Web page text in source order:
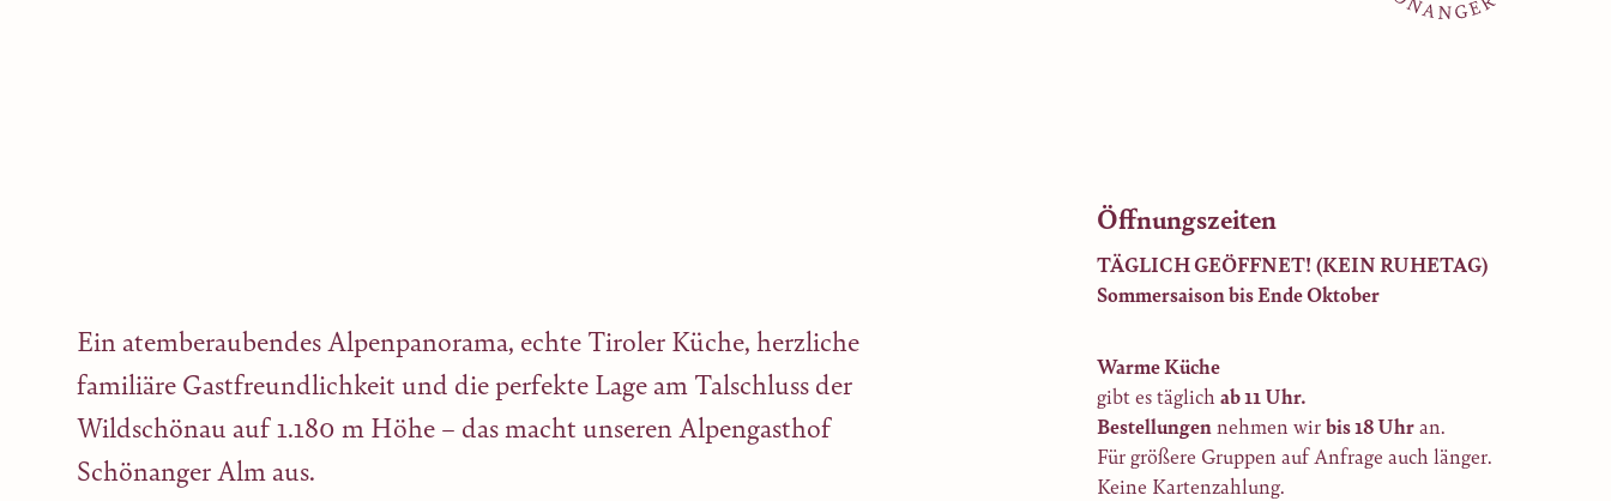
Ein atemberaubendes Alpenpanorama, echte Tiroler Küche, herzliche
familiäre Gastfreundlichkeit und die perfekte Lage am Talschluss der
Wildschönau auf 1.180 m Höhe – das macht unseren Alpengasthof
Schönanger Alm aus.
Öffnungszeiten
TÄGLICH GEÖFFNET! (KEIN RUHETAG)
Sommersaison bis Ende Oktober
Warme Küche
gibt es täglich ab 11 Uhr.
Bestellungennehmen wirbis 18 Uhran.
Für größere Gruppen auf Anfrage auch länger.
Keine Kartenzahlung.